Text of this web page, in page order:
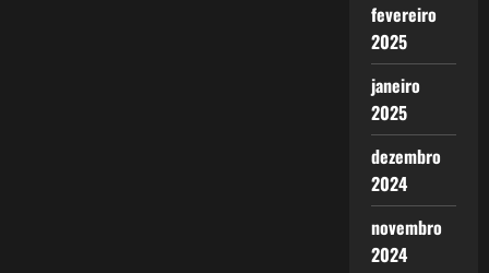
fevereiro
2025
janeiro
2025
dezembro
2024
novembro
2024